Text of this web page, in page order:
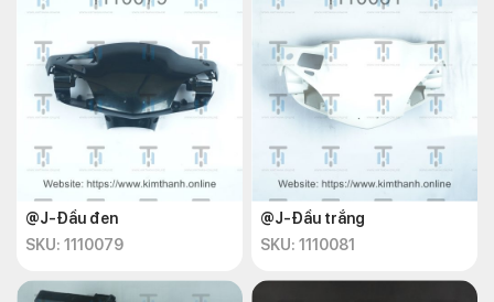
@J-Đầu đen
SKU: 1110079
@J-Đầu trắng
SKU: 1110081